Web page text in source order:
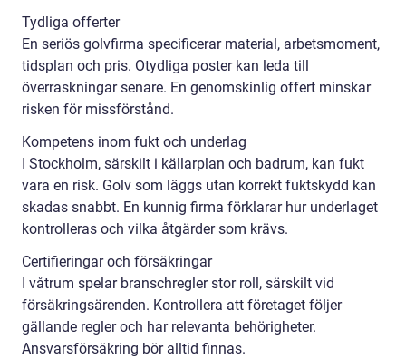
Tydliga offerter
En seriös golvfirma specificerar material, arbetsmoment,
tidsplan och pris. Otydliga poster kan leda till
överraskningar senare. En genomskinlig offert minskar
risken för missförstånd.
Kompetens inom fukt och underlag
I Stockholm, särskilt i källarplan och badrum, kan fukt
vara en risk. Golv som läggs utan korrekt fuktskydd kan
skadas snabbt. En kunnig firma förklarar hur underlaget
kontrolleras och vilka åtgärder som krävs.
Certifieringar och försäkringar
I våtrum spelar branschregler stor roll, särskilt vid
försäkringsärenden. Kontrollera att företaget följer
gällande regler och har relevanta behörigheter.
Ansvarsförsäkring bör alltid finnas.